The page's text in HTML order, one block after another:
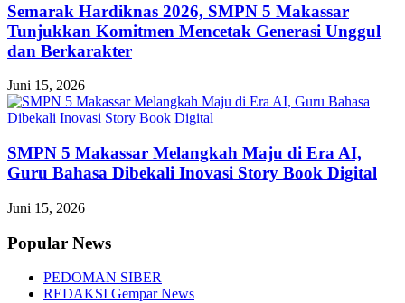
Semarak Hardiknas 2026, SMPN 5 Makassar
Tunjukkan Komitmen Mencetak Generasi Unggul
dan Berkarakter
Juni 15, 2026
SMPN 5 Makassar Melangkah Maju di Era AI,
Guru Bahasa Dibekali Inovasi Story Book Digital
Juni 15, 2026
Popular News
PEDOMAN SIBER
REDAKSI Gempar News